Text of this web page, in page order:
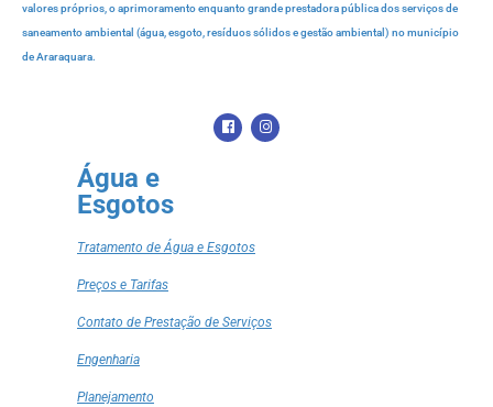
valores próprios, o aprimoramento enquanto grande prestadora pública dos serviços de
saneamento ambiental (água, esgoto, resíduos sólidos e gestão ambiental) no município
de Araraquara.
Água e
Esgotos
Tratamento de Água e Esgotos
Preços e Tarifas
Contato de Prestação de Serviços
Engenharia
Planejamento